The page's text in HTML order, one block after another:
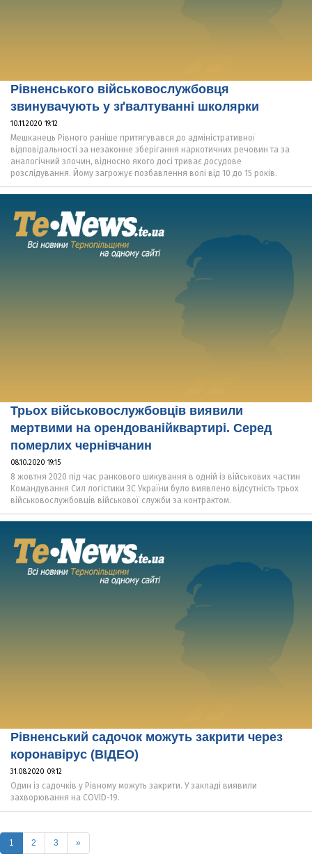
Рівненського військовослужбовця
звинувачують у зґвалтуванні школярки
10.11.2020 19:12
Мешканець Рівного раніше притягувався до адміністративної
відповідальності за незаконне зберігання наркотичних речовин та за
аналогічний злочин, відносно якого досі триває досудове
розслідування. Йому загрожує позбавлення волі від 10 до 15 років.
Трьох військовослужбовців виявили
мертвими на орендованійквартирі. Серед
померлих чернівчанин
08.10.2020 19:15
8 жовтня 2020 під час ранкового шикування в одній із військових частин
Командування Сил логістики ЗС України було виявлено відсутність трьох
військовослужбовців військової служби за контрактом.
Рівненський садочок можуть закрити через
коронавірус (ВІДЕО)
31.08.2020 09:12
Один із садочків у Рівному можуть закрити. У закладі виявили
захворювання на COVID-19.
1 (current)
2 3 »